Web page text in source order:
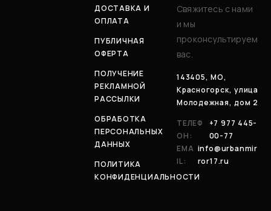
ДОСТАВКА И
ОПЛАТА
ПУБЛИЧНАЯ
ОФЕРТА
ПОЛУЧЕНИЕ
РЕКЛАМНОЙ
РАССЫЛКИ
ОБРАБОТКА
ПЕРСОНАЛЬНЫХ
ДАННЫХ
ПОЛИТИКА
КОНФИДЕНЦИАЛЬНОСТИ
Свяжитесь с нами
и мы
проконсультируем
вас.
143405, МО,
Красногорск, улица
Молодежная, дом 2
ТЕЛЕФ
ОН:
+7 977 445-
00-77
EMA
IL:
info@urbanmir
ror17.ru